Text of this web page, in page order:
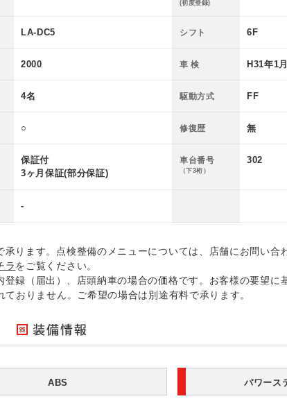
(初度登録)
LA-DC5 シフト 6F
2000 車 検 H31年1月
4名 駆動方式 FF
○ 修復歴 無
保証付
3ヶ月保証(部分保証)
車台番号
（下3桁）
302
-
ります。点検整備のメニューについては、店舗にお問い合
ラをご覧ください。
録（届出）、店頭納車の場合の価格です。お客様の要望に
おりません。ご希望の場合は別途有料で承ります。
ABS パワース